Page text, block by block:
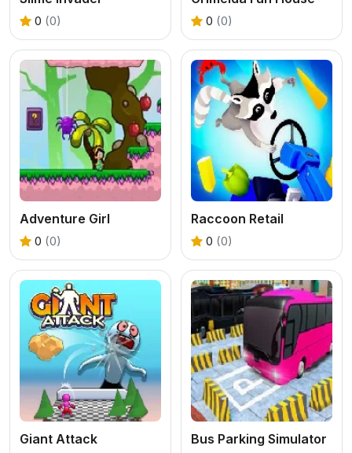
0 (0) 0 (0)
Adventure Girl
0 (0)
Raccoon Retail
0 (0)
Giant Attack Bus Parking Simulator